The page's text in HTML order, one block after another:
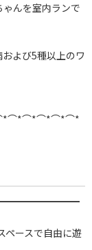
んを室内ランで
よび5種以上のワ
ースで自由に遊